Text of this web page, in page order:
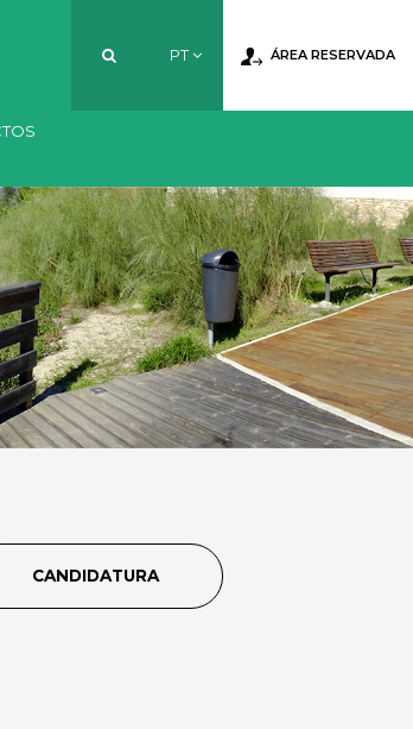
PT ÁREA RESERVADA
CANDIDATURA